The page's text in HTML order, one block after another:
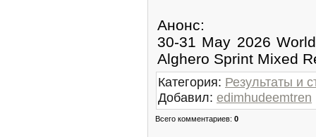
Анонс:
30-31 May 2026
Alghero Sprint Mixed
Категория: Результаты и
Добавил: edimhudeemtren
Всего комментариев: 0